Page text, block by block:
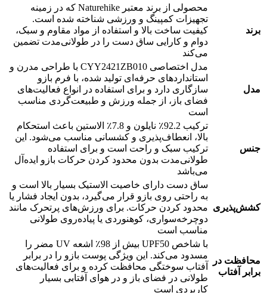
برند
محصولی از برند معتبر Naturehike که در زمینه
تجهیزات کمپینگ و ورزشی شناخته شده است.
کیفیت ساخت بالا و استفاده از مواد مقاوم و سبک،
دوام و کارایی ساق دست را در طولانی‌مدت تضمین
می‌کند
مدل
مدل اختصاصی CYY2421ZB010 با طراحی مدرن و
استانداردهای حرفه‌ای تولید شده، با فرم بازو
سازگاری دارد و برای استفاده در انواع فعالیت‌های
فضای باز، از جمله ورزش و طبیعت‌گردی مناسب
است
جنس
ترکیب 92.2٪ نایلون و 7.8٪ الاستین باعث استحکام
بالا، انعطاف‌پذیری و کشسانی مناسب می‌شود. این
ترکیب سبک و راحت است و برای استفاده
طولانی‌مدت بدون محدود کردن حرکات بازو ایده‌آل
می‌باشد
کشش‌پذیری
ساق دست دارای خاصیت الاستیک بسیار بالا است و
به راحتی روی بازو قرار می‌گیرد، بدون ایجاد فشار یا
محدود کردن حرکات. برای ورزش‌های پرتحرک مانند
دوچرخه‌سواری، کوهنوردی یا پیاده‌روی طولانی
مناسب است
محافظت در
برابر آفتاب
با شاخص UPF50 بیش از 98٪ اشعه UV مضر را
مسدود می‌کند. این ویژگی پوست بازو را در برابر
آفتاب سوختگی محافظت کرده و برای فعالیت‌های
طولانی در فضای باز و در هوای آفتابی بسیار
کاربردی است